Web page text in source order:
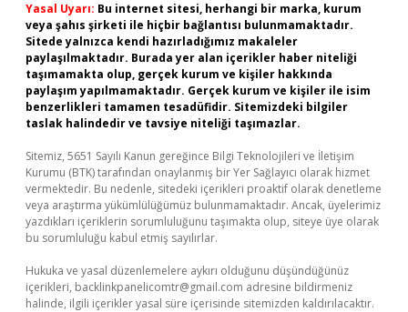
Yasal Uyarı: Bu internet sitesi, herhangi bir marka, kurum
veya şahıs şirketi ile hiçbir bağlantısı bulunmamaktadır.
Sitede yalnızca kendi hazırladığımız makaleler
paylaşılmaktadır. Burada yer alan içerikler haber niteliği
taşımamakta olup, gerçek kurum ve kişiler hakkında
paylaşım yapılmamaktadır. Gerçek kurum ve kişiler ile isim
benzerlikleri tamamen tesadüfidir. Sitemizdeki bilgiler
taslak halindedir ve tavsiye niteliği taşımazlar.
Sitemiz, 5651 Sayılı Kanun gereğince Bilgi Teknolojileri ve İletişim
Kurumu (BTK) tarafından onaylanmış bir Yer Sağlayıcı olarak hizmet
vermektedir. Bu nedenle, sitedeki içerikleri proaktif olarak denetleme
veya araştırma yükümlülüğümüz bulunmamaktadır. Ancak, üyelerimiz
yazdıkları içeriklerin sorumluluğunu taşımakta olup, siteye üye olarak
bu sorumluluğu kabul etmiş sayılırlar.
Hukuka ve yasal düzenlemelere aykırı olduğunu düşündüğünüz
içerikleri, backlinkpanelicomtr@gmail.com adresine bildirmeniz
halinde, ilgili içerikler yasal süre içerisinde sitemizden kaldırılacaktır.